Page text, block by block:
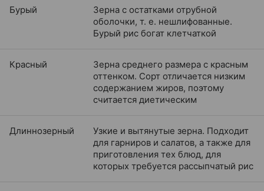
Бурый
Зерна с остатками отрубной
оболочки, т. е. нешлифованные.
Бурый рис богат клетчаткой
Красный
Зерна среднего размера с красным
оттенком. Сорт отличается низким
содержанием жиров, поэтому
считается диетическим
Длиннозерный
Узкие и вытянутые зерна. Подходит
для гарниров и салатов, а также для
приготовления тех блюд, для
которых требуется рассыпчатый рис